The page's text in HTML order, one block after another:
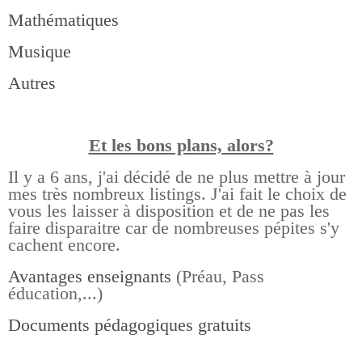
Mathématiques
Musique
Autres
Et les bons plans, alors?
Il y a 6 ans, j'ai décidé de ne plus mettre à jour
mes très nombreux listings. J'ai fait le choix de
vous les laisser à disposition et de ne pas les
faire disparaitre car de nombreuses pépites s'y
cachent encore.
Avantages enseignants (Préau, Pass
éducation,...)
Documents pédagogiques gratuits